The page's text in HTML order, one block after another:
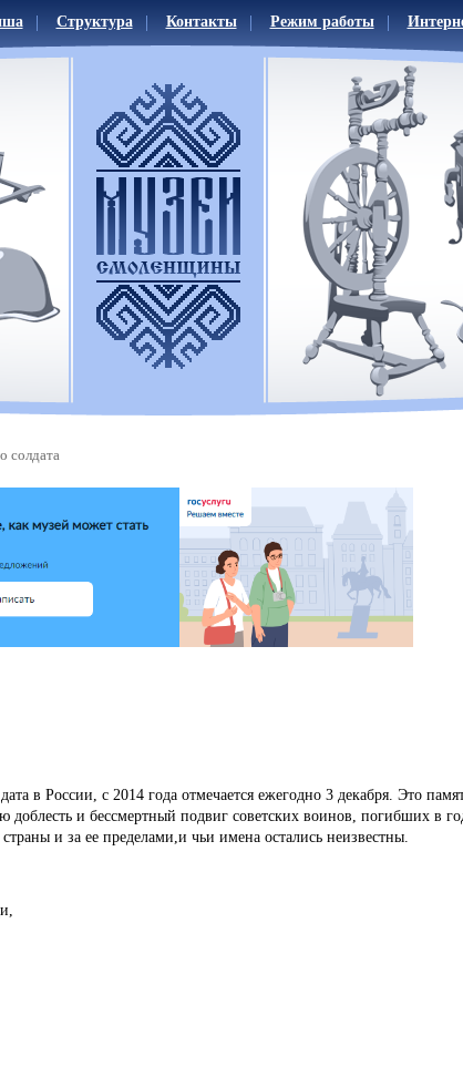
Структура Контакты Режим работы
солдата
в России, с 2014 года отмечается ежегодно 3 декабря. Это
доблесть и бессмертный подвиг советских воинов, погибших в
и за ее пределами,и чьи имена остались неизвестны.